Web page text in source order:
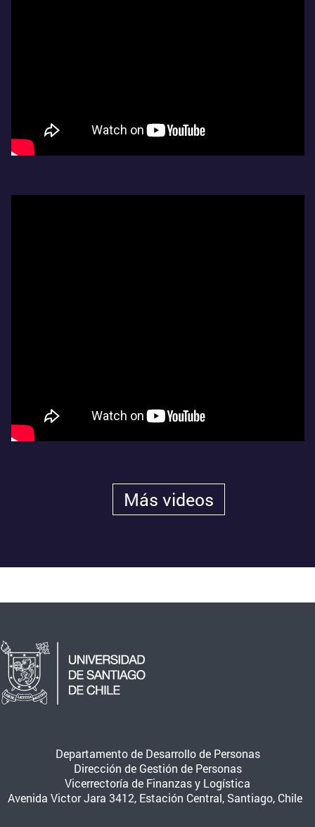
Más videos
Departamento de Desarrollo de Personas
Dirección de Gestión de Personas
Vicerrectoría de Finanzas y Logística
Avenida Victor Jara 3412, Estación Central, Santiago, Chile